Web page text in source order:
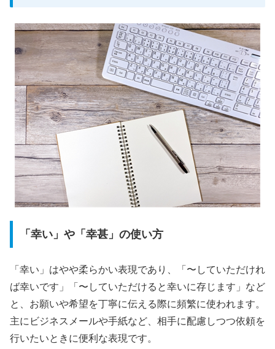
「幸い」や「幸甚」の使い方
「幸い」はやや柔らかい表現であり、「〜していただけれ
ば幸いです」「〜していただけると幸いに存じます」など
と、お願いや希望を丁寧に伝える際に頻繁に使われます。
主にビジネスメールや手紙など、相手に配慮しつつ依頼を
行いたいときに便利な表現です。